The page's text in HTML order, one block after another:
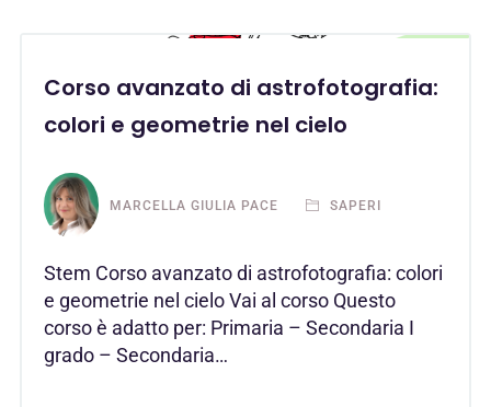
Corso avanzato di astrofotografia:
colori e geometrie nel cielo
MARCELLA GIULIA PACE SAPERI
Stem Corso avanzato di astrofotografia: colori
e geometrie nel cielo Vai al corso Questo
corso è adatto per: Primaria – Secondaria I
grado – Secondaria…